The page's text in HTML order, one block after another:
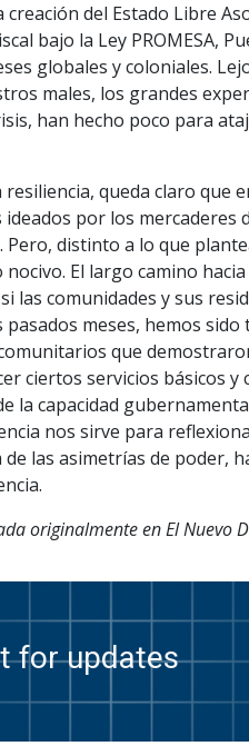
del Estado Libre
bajo la Ley PROMESA,
globales y coloniales.
males, los grandes
han hecho poco para
resiliencia, queda claro
por los mercaderes
Pero, distinto a lo que
El largo camino
las comunidades y sus
meses, hemos
que
ciertos servicios básicos
la capacidad
nos sirve para
las asimetrías de poder,
originalmente en El Nuevo
for updates